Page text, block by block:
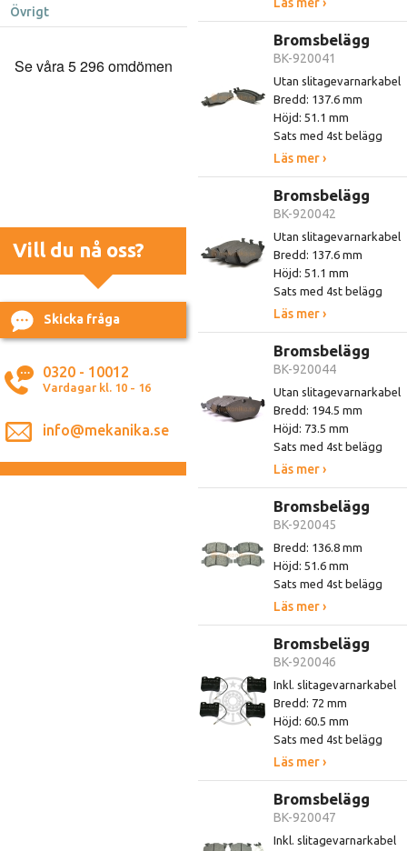
Övrigt
Vill du nå oss?
Skicka fråga
0320 - 10012
Vardagar kl. 10 - 16
info@mekanika.se
Bromsbelägg
BK-920041
Utan slitagevarnarkabel
Bredd: 137.6 mm
Höjd: 51.1 mm
Sats med 4st belägg
Läs mer ›
Bromsbelägg
BK-920042
Utan slitagevarnarkabel
Bredd: 137.6 mm
Höjd: 51.1 mm
Sats med 4st belägg
Läs mer ›
Bromsbelägg
BK-920044
Utan slitagevarnarkabel
Bredd: 194.5 mm
Höjd: 73.5 mm
Sats med 4st belägg
Läs mer ›
Bromsbelägg
BK-920045
Bredd: 136.8 mm
Höjd: 51.6 mm
Sats med 4st belägg
Läs mer ›
Bromsbelägg
BK-920046
Inkl. slitagevarnarkabel
Bredd: 72 mm
Höjd: 60.5 mm
Sats med 4st belägg
Läs mer ›
Bromsbelägg
BK-920047
Inkl. slitagevarnarkabel